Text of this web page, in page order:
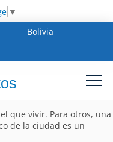
▼
Bolivia
que vivir. Para otros, una
de la ciudad es un